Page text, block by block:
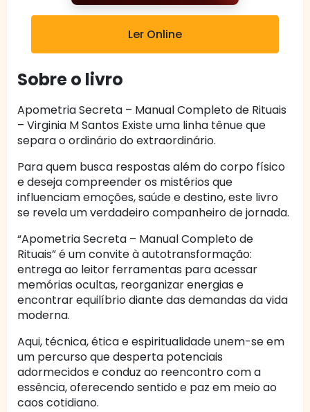
Ler Online
Sobre o livro
Apometria Secreta – Manual Completo de Rituais
– Virginia M Santos Existe uma linha tênue que
separa o ordinário do extraordinário.
Para quem busca respostas além do corpo físico
e deseja compreender os mistérios que
influenciam emoções, saúde e destino, este livro
se revela um verdadeiro companheiro de jornada.
“Apometria Secreta – Manual Completo de
Rituais” é um convite à autotransformação:
entrega ao leitor ferramentas para acessar
memórias ocultas, reorganizar energias e
encontrar equilíbrio diante das demandas da vida
moderna.
Aqui, técnica, ética e espiritualidade unem-se em
um percurso que desperta potenciais
adormecidos e conduz ao reencontro com a
essência, oferecendo sentido e paz em meio ao
caos cotidiano.